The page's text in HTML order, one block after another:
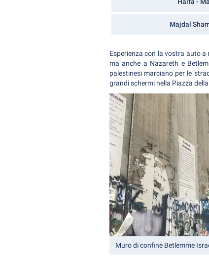
Majdal
Esperienza con la vostra auto
ma anche a Nazareth e
palestinesi marciano per le
grandi schermi nella Piazza
Muro di confine Betlemme